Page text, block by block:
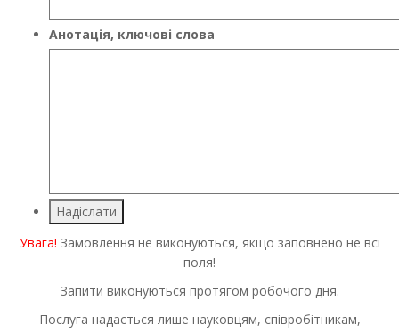
Анотація, ключові слова
Надіслати
Увага! Замовлення не виконуються, якщо заповнено не всі
поля!
Запити виконуються протягом робочого дня.
Послуга надається лише науковцям, співробітникам,